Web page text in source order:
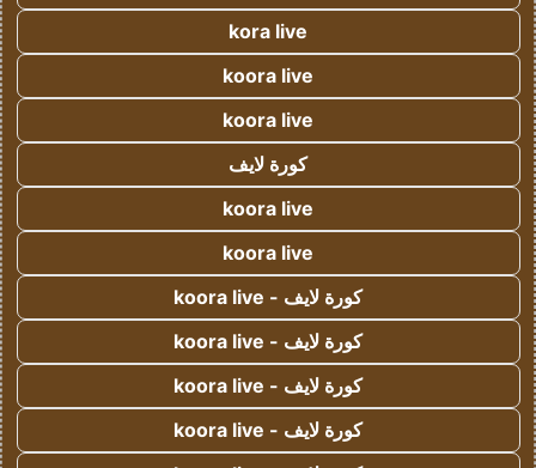
kora live
koora live
koora live
كورة لايف
koora live
koora live
كورة لايف - koora live
كورة لايف - koora live
كورة لايف - koora live
كورة لايف - koora live